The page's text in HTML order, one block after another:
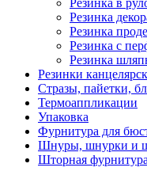
Резинка
Резинка
Резинка с
Резинка
Резинки
Стразы, пайетки,
Термоаппликации
Упаковка
Фурнитура для
Шнуры, шнурки и
Шторная фурнитура